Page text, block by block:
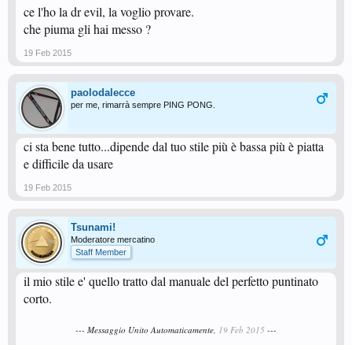
ce l'ho la dr evil, la voglio provare.
che piuma gli hai messo ?
19 Feb 2015
paolodalecce
per me, rimarrà sempre PING PONG.
ci sta bene tutto...dipende dal tuo stile più è bassa più è piatta
e difficile da usare
19 Feb 2015
Tsunami!
Moderatore mercatino
Staff Member
il mio stile e' quello tratto dal manuale del perfetto puntinato
corto.
--- Messaggio Unito Automaticamente, 19 Feb 2015 ---